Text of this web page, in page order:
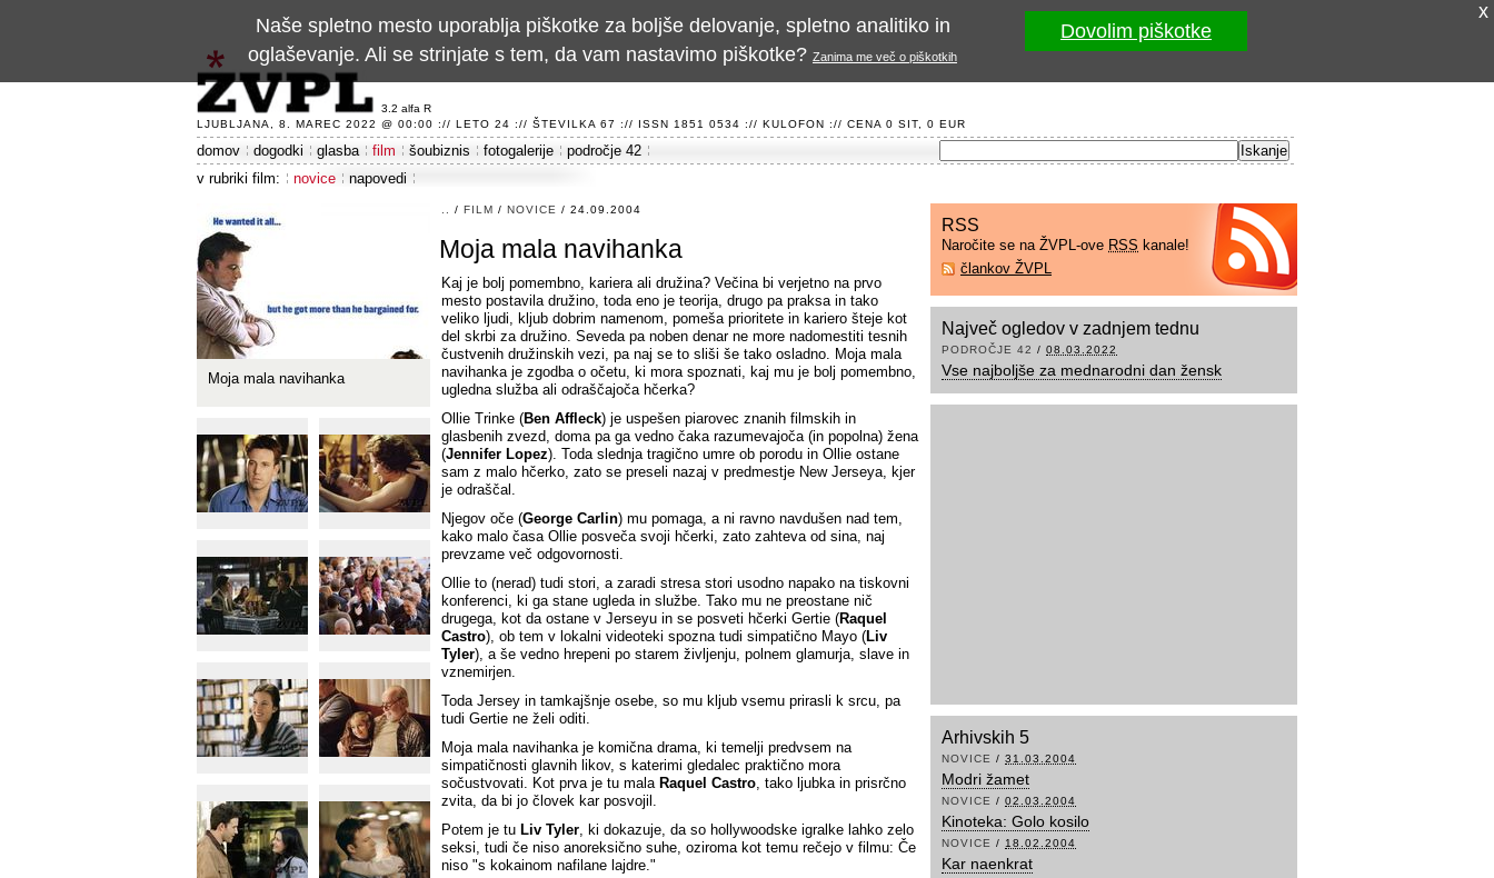
3.2 alfa R
LJUBLJANA, 8. MAREC 2022 @ 00:00 :// LETO 24 :// ŠTEVILKA 67 :// ISSN 1851 0534 :// KULOFON :// CENA 0 SIT, 0 EUR
domov dogodki glasba film šoubiznis fotogalerije
področje 42
v rubriki film:
novice napovedi
/ FILM / NOVICE / 24.09.2004
Moja mala navihanka
Kaj je bolj pomembno, kariera ali družina? Večina bi verjetno na prvo
mesto postavila družino, toda eno je teorija, drugo pa praksa in tako
veliko ljudi, kljub dobrim namenom, pomeša prioritete in kariero šteje kot
del skrbi za družino. Seveda pa noben denar ne more nadomestiti tesnih
čustvenih družinskih vezi, pa naj se to sliši še tako osladno. Moja mala
navihanka je zgodba o očetu, ki mora spoznati, kaj mu je bolj pomembno,
ugledna služba ali odraščajoča hčerka?
Ollie Trinke (Ben Affleck) je uspešen piarovec znanih filmskih in
glasbenih zvezd, doma pa ga vedno čaka razumevajoča (in popolna) žena
(Jennifer Lopez). Toda slednja tragično umre ob porodu in Ollie ostane
sam z malo hčerko, zato se preseli nazaj v predmestje New Jerseya, kjer
je odraščal.
Njegov oče (George Carlin) mu pomaga, a ni ravno navdušen nad tem,
kako malo časa Ollie posveča svoji hčerki, zato zahteva od sina, naj
prevzame več odgovornosti.
Ollie to (nerad) tudi stori, a zaradi stresa stori usodno napako na tiskovni
konferenci, ki ga stane ugleda in službe. Tako mu ne preostane nič
drugega, kot da ostane v Jerseyu in se posveti hčerki Gertie (Raquel
Castro), ob tem v lokalni videoteki spozna tudi simpatično Mayo (Liv
Tyler), a še vedno hrepeni po starem življenju, polnem glamurja, slave in
vznemirjen.
Toda Jersey in tamkajšnje osebe, so mu kljub vsemu prirasli k srcu, pa
tudi Gertie ne želi oditi.
Moja mala navihanka je komična drama, ki temelji predvsem na
simpatičnosti glavnih likov, s katerimi gledalec praktično mora
sočustvovati. Kot prva je tu mala Raquel Castro, tako ljubka in prisrčno
zvita, da bi jo človek kar posvojil.
Potem je tu Liv Tyler, ki dokazuje, da so hollywoodske igralke lahko zelo
seksi, tudi če niso anoreksično suhe, oziroma kot temu rečejo v filmu: Če
niso "s kokainom nafilane lajdre."
Moja mala navihanka
RSS
Naročite se na ŽVPL-ove RSS kanale!
člankov ŽVPL
Največ ogledov v zadnjem tednu
PODROČJE 42 / 08.03.2022
Vse najboljše za mednarodni dan žensk
Arhivskih 5
NOVICE / 31.03.2004
Modri žamet
NOVICE / 02.03.2004
Kinoteka: Golo kosilo
NOVICE / 18.02.2004
Kar naenkrat
x
Naše spletno mesto uporablja piškotke za boljše delovanje, spletno analitiko in
oglaševanje. Ali se strinjate s tem, da vam nastavimo piškotke? Zanima me več o piškotkih
Dovolim piškotke